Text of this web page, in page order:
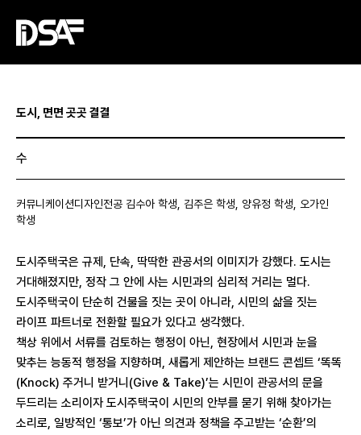
도시, 면면 곳곳 결결
수
커뮤니케이션디자인전공 김수아 학생, 김주은 학생, 양유정 학생, 오가인
학생
도시주택국은 규제, 단속, 딱딱한 관공서의 이미지가 강했다. 도시는
거대해졌지만, 정작 그 안에 사는 시민과의 심리적 거리는 멀다.
도시주택국이 단순히 건물을 짓는 곳이 아니라, 시민의 삶을 짓는
라이프 파트너로 전환할 필요가 있다고 생각했다.
책상 위에서 서류를 검토하는 행정이 아닌, 현장에서 시민과 눈을
맞추는 능동적 행정을 지향하며, 새롭게 제안하는 브랜드 콘셉트 ‘똑똑
(Knock) 주거니 받거니(Give & Take)’는 시민이 관공서의 문을
두드리는 소리이자 도시주택국이 시민의 안부를 묻기 위해 찾아가는
소리로, 일방적인 ‘통보’가 아닌 의견과 정책을 주고받는 ‘순환’의